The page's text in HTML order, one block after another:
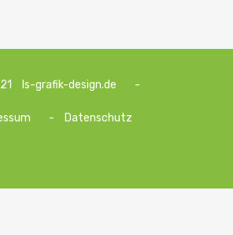
ls-grafik-design.de -
- Datenschutz